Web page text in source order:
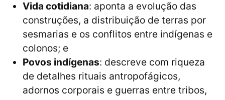
Vida cotidiana: aponta a evolução das
construções, a distribuição de terras por
sesmarias e os conflitos entre indígenas e
colonos; e
Povos indígenas: descreve com riqueza
de detalhes rituais antropofágicos,
adornos corporais e guerras entre tribos,